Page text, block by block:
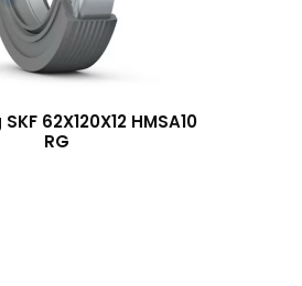
62X120X12 HMSA10
RG